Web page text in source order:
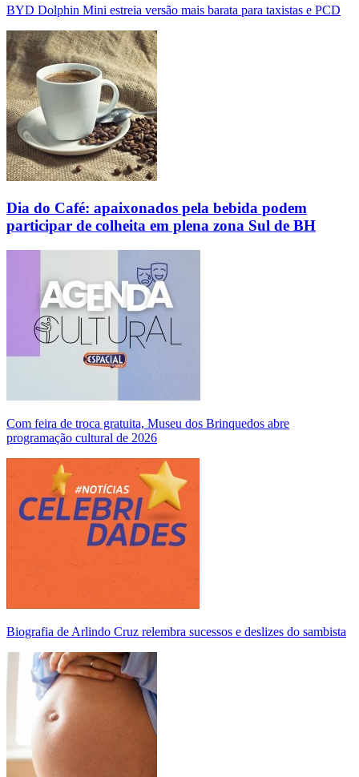
BYD Dolphin Mini estreia versão mais barata para taxistas e PCD
Dia do Café: apaixonados pela bebida podem
participar de colheita em plena zona Sul de BH
Com feira de troca gratuita, Museu dos Brinquedos abre
programação cultural de 2026
Biografia de Arlindo Cruz relembra sucessos e deslizes do sambista